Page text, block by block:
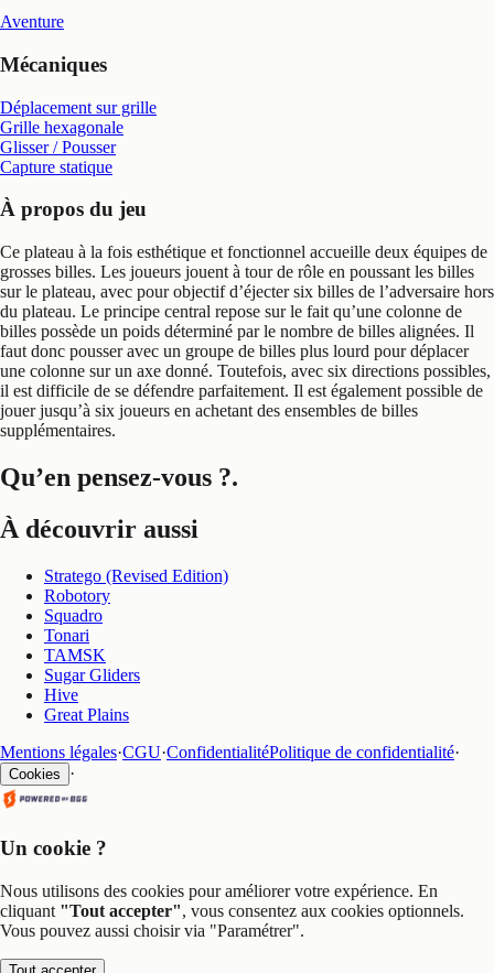
Aventure
Mécaniques
Déplacement sur grille
Grille hexagonale
Glisser / Pousser
Capture statique
À propos du jeu
Ce plateau à la fois esthétique et fonctionnel accueille deux équipes de
grosses billes. Les joueurs jouent à tour de rôle en poussant les billes
sur le plateau, avec pour objectif d’éjecter six billes de l’adversaire hors
du plateau. Le principe central repose sur le fait qu’une colonne de
billes possède un poids déterminé par le nombre de billes alignées. Il
faut donc pousser avec un groupe de billes plus lourd pour déplacer
une colonne sur un axe donné. Toutefois, avec six directions possibles,
il est difficile de se défendre parfaitement. Il est également possible de
jouer jusqu’à six joueurs en achetant des ensembles de billes
supplémentaires.
Qu’en pensez-vous ?.
À découvrir aussi
Stratego (Revised Edition)
Robotory
Squadro
Tonari
TAMSK
Sugar Gliders
Hive
Great Plains
Mentions légales·CGU·ConfidentialitéPolitique de confidentialité·
Cookies ·
Un cookie ?
Nous utilisons des cookies pour améliorer votre expérience. En
cliquant "Tout accepter", vous consentez aux cookies optionnels.
Vous pouvez aussi choisir via "Paramétrer".